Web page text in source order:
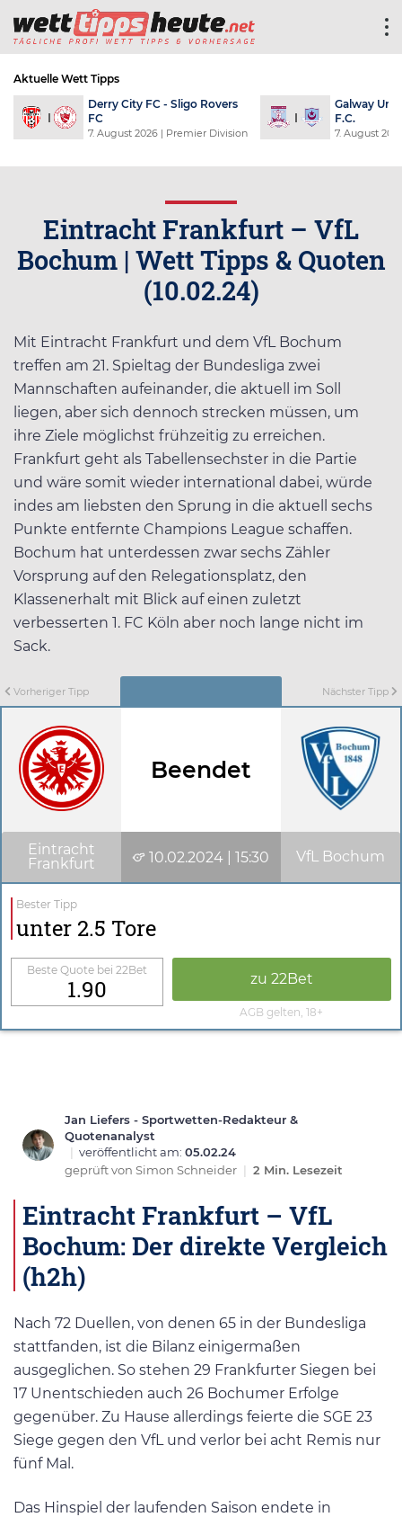
Aktuelle Wett Tipps
Derry City FC - Sligo Rovers
FC
7. August 2026 | Premier Division
Galway
F.C.
7. August
Eintracht Frankfurt – VfL
Bochum | Wett Tipps & Quoten
(10.02.24)
Mit Eintracht Frankfurt und dem VfL Bochum
treffen am 21. Spieltag der Bundesliga zwei
Mannschaften aufeinander, die aktuell im Soll
liegen, aber sich dennoch strecken müssen, um
ihre Ziele möglichst frühzeitig zu erreichen.
Frankfurt geht als Tabellensechster in die Partie
und wäre somit wieder international dabei, würde
indes am liebsten den Sprung in die aktuell sechs
Punkte entfernte Champions League schaffen.
Bochum hat unterdessen zwar sechs Zähler
Vorsprung auf den Relegationsplatz, den
Klassenerhalt mit Blick auf einen zuletzt
verbesserten 1. FC Köln aber noch lange nicht im
Sack.
Vorheriger Tipp Nächster Tipp
Beendet
Eintracht
Frankfurt
10.02.2024 | 15:30 VfL Bochum
Bester Tipp
unter 2.5 Tore
Beste Quote bei 22Bet
1.90 zu 22Bet
AGB gelten, 18+
Jan Liefers - Sportwetten-Redakteur &
Quotenanalyst
| veröffentlicht am: 05.02.24
geprüft von Simon Schneider | 2 Min. Lesezeit
Eintracht Frankfurt – VfL
Bochum: Der direkte Vergleich
(h2h)
Nach 72 Duellen, von denen 65 in der Bundesliga
stattfanden, ist die Bilanz einigermaßen
ausgeglichen. So stehen 29 Frankfurter Siegen bei
17 Unentschieden auch 26 Bochumer Erfolge
gegenüber. Zu Hause allerdings feierte die SGE 23
Siege gegen den VfL und verlor bei acht Remis nur
fünf Mal.
Das Hinspiel der laufenden Saison endete in